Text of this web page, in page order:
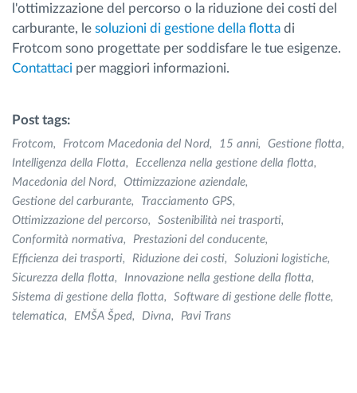
l'ottimizzazione del percorso o la riduzione dei costi del
carburante, le soluzioni di gestione della flotta di
Frotcom sono progettate per soddisfare le tue esigenze.
Contattaci per maggiori informazioni.
Post tags:
Frotcom Frotcom Macedonia del Nord 15 anni
Gestione flotta
Intelligenza della Flotta
Eccellenza nella gestione della flotta
Macedonia del Nord
Ottimizzazione aziendale
Gestione del carburante
Tracciamento GPS
Ottimizzazione del percorso
Sostenibilità nei trasporti
Conformità normativa
Prestazioni del conducente
Efficienza dei trasporti
Riduzione dei costi
Soluzioni logistiche
Sicurezza della flotta
Innovazione nella gestione della flotta
Sistema di gestione della flotta
Software di gestione delle flotte
telematica
EMŠA Šped Divna Pavi Trans